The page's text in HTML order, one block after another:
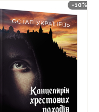
-10%